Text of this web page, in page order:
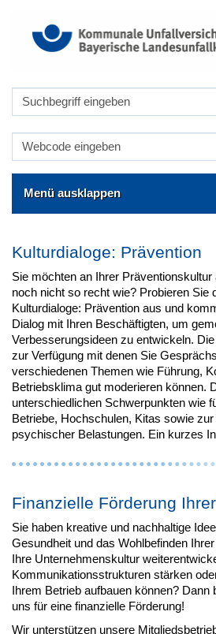
Menü ausklappen
Kulturdialoge: Prävention
Sie möchten an Ihrer
noch nicht so recht wie? Probieren Sie
Kulturdialoge: Prävention aus und
Dialog mit Ihren Beschäftigten, um
Verbesserungsideen zu entwickeln.
zur Verfügung mit denen Sie
verschiedenen Themen wie Führung,
Betriebsklima gut moderieren können.
unterschiedlichen Schwerpunkten wie
Betriebe, Hochschulen, Kitas sowie
psychischer Belastungen. Ein kurzes
Finanzielle Förderung
Sie haben kreative und nachhaltige
Gesundheit und das Wohlbefinden
Ihre Unternehmenskultur
Kommunikationsstrukturen stärken
Ihrem Betrieb aufbauen können? Dann
uns für eine finanzielle Förderung!
Wir unterstützen unsere